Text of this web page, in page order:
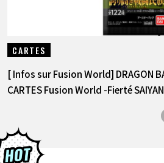
CARTES
[ Infos sur Fusion World] DRAGON
CARTES Fusion World -Fierté